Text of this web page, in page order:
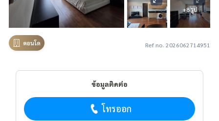
+8 รูป
คอนโด Ref no. 2026062714951
ข้อมูลติดต่อ
โทรออก